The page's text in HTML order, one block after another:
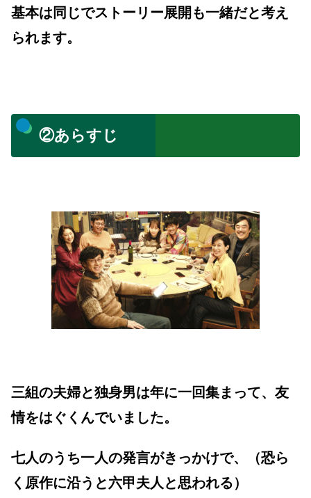
基本は同じでストーリー展開も一緒だと考え
られます。
②あらすじ
三組の夫婦と独身男は年に一回集まって、友
情をはぐくんでいました。
七人のうち一人の発言がきっかけで、（恐ら
く原作に沿うと六甲夫人と思われる）